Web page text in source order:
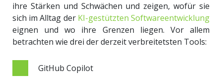
ihre Stärken und Schwächen und zeigen, wofür sie
sich im Alltag der KI-gestützten Softwareentwicklung
eignen und wo ihre Grenzen liegen. Vor allem
betrachten wie drei der derzeit verbreitetsten Tools:
GitHub Copilot